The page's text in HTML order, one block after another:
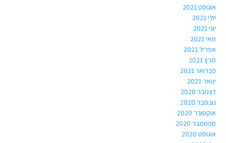
אוגוסט 2021
יולי 2021
יוני 2021
מאי 2021
אפריל 2021
מרץ 2021
פברואר 2021
ינואר 2021
דצמבר 2020
נובמבר 2020
אוקטובר 2020
ספטמבר 2020
אוגוסט 2020